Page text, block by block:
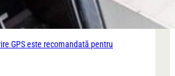
GPS este recomandată pentru